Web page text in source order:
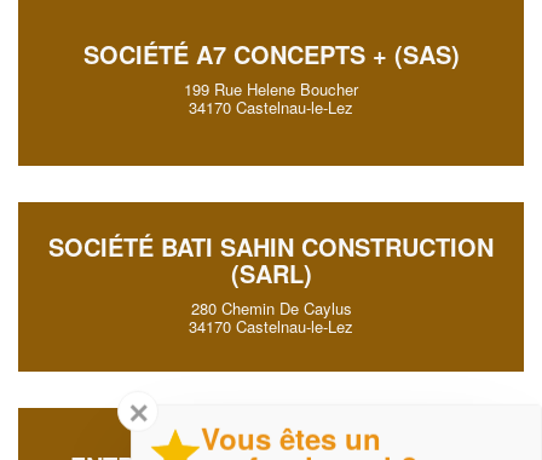
SOCIÉTÉ A7 CONCEPTS + (SAS)
199 Rue Helene Boucher
34170 Castelnau-le-Lez
SOCIÉTÉ BATI SAHIN CONSTRUCTION
(SARL)
280 Chemin De Caylus
34170 Castelnau-le-Lez
✕
Vous êtes un